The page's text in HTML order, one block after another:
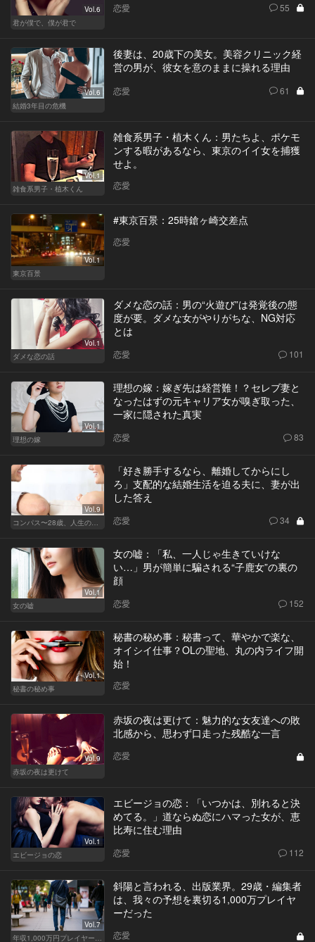
Vol.6
君が僕で、僕が君で
恋愛 55
Vol.6
結婚3年目の危機
後妻は、20歳下の美女。美容クリニック経
営の男が、彼女を意のままに操れる理由
恋愛 61
Vol.1
雑食系男子・植木くん
雑食系男子・植木くん：男たちよ、ポケモ
ンする暇があるなら、東京のイイ女を捕獲
せよ。
恋愛
Vol.1
東京百景
#東京百景：25時鎗ヶ崎交差点
恋愛
Vol.1
ダメな恋の話
ダメな恋の話：男の“火遊び”は発覚後の態
度が要。ダメな女がやりがちな、NG対応
とは
恋愛 101
Vol.1
理想の嫁
理想の嫁：嫁ぎ先は経営難！？セレブ妻と
なったはずの元キャリア女が嗅ぎ取った、
一家に隠された真実
恋愛 83
Vol.9
コンパス〜28歳、人生の羅針盤〜
「好き勝手するなら、離婚してからにし
ろ」支配的な結婚生活を迫る夫に、妻が出
した答え
恋愛 34
Vol.1
女の嘘
女の嘘：「私、一人じゃ生きていけな
い…」男が簡単に騙される“子鹿女”の裏の
顔
恋愛 152
Vol.1
秘書の秘め事
秘書の秘め事：秘書って、華やかで楽な、
オイシイ仕事？OLの聖地、丸の内ライフ開
始！
恋愛
Vol.9
赤坂の夜は更けて
赤坂の夜は更けて：魅力的な女友達への敗
北感から、思わず口走った残酷な一言
恋愛
Vol.1
エビージョの恋
エビージョの恋：「いつかは、別れると決
めてる。」道ならぬ恋にハマった女が、恵
比寿に住む理由
恋愛 112
Vol.7
斜陽と言われる、出版業界。29歳・編集者
は、我々の予想を裏切る1,000万プレイヤ
ーだった
恋愛